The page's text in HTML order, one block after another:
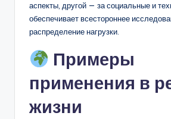
аспекты, другой — за социальные и
обеспечивает всестороннее
распределение нагрузки.
Примеры
применения в
жизни